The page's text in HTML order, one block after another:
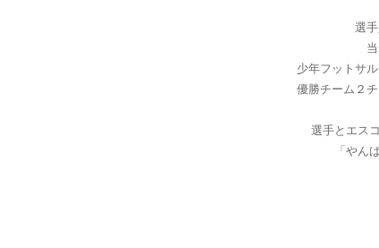
選
少年フットサ
優勝チーム２
選手とエス
「やん